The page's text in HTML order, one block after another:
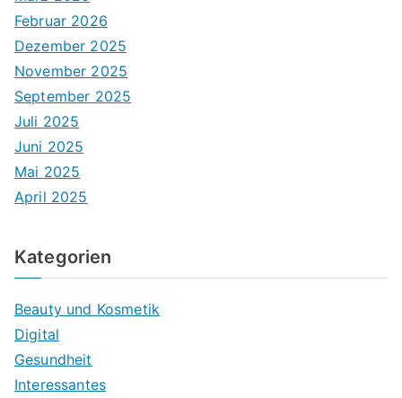
Februar 2026
Dezember 2025
November 2025
September 2025
Juli 2025
Juni 2025
Mai 2025
April 2025
Kategorien
Beauty und Kosmetik
Digital
Gesundheit
Interessantes